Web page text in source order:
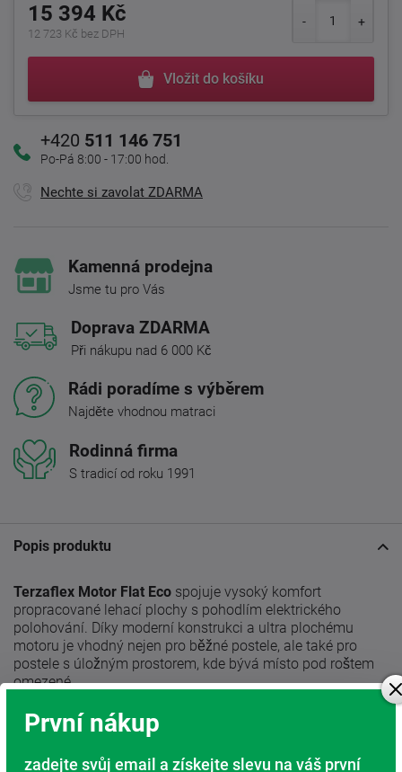
15 394 Kč
12 723 Kč bez DPH
Vložit do košíku
+420 511 146 751
Po-Pá 8:00 - 17:00 hod.
Nechte si zavolat ZDARMA
Kamenná prodejna
Jsme tu pro Vás
Doprava ZDARMA
Při nákupu nad 6 000 Kč
Rádi poradíme s výběrem
Najděte vhodnou matraci
Rodinná firma
S tradicí od roku 1991
Popis produktu
Terzaflex Motor Flat Eco spojuje vysoký komfort
propracované lehací plochy s pohodlím elektrického
polohování. Díky moderní konstrukci a ultra plochému
motoru je vhodný nejen pro běžné postele, ale také pro
postele s úložným prostorem, kde bývá místo pod roštem
omezené.
O maximální pohodlí se stará ramenní kolébka v kombinaci
s vrtanými lamelami, které pomáhají citlivěji rozložit tlak v
oblasti ramen a podporují přirozené vyrovnání páteře
První nákup
zadejte svůj email a získejte slevu na váš první